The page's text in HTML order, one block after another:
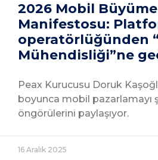
2026 Mobil Büyüme
Manifestosu:
operatörlüğünden
Mühendisliği”ne
Peax Kurucusu Doruk
boyunca mobil pazarlamayı
öngörülerini paylaşıyor.
16 Aralık 2025